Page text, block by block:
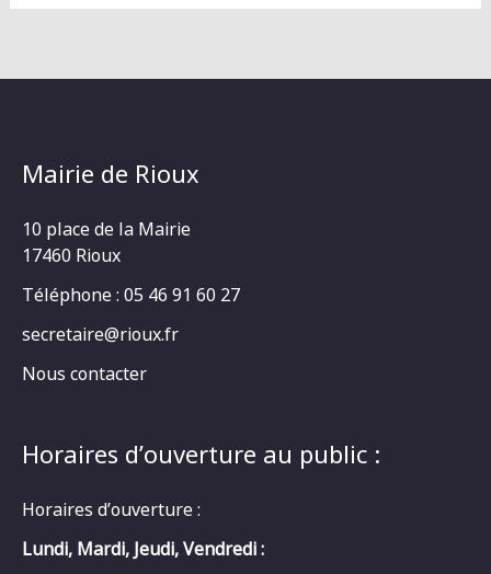
Mairie de Rioux
10 place de la Mairie
17460 Rioux
Téléphone : 05 46 91 60 27
secretaire@rioux.fr
Nous contacter
Horaires d’ouverture au public :
Horaires d’ouverture :
Lundi, Mardi, Jeudi, Vendredi :